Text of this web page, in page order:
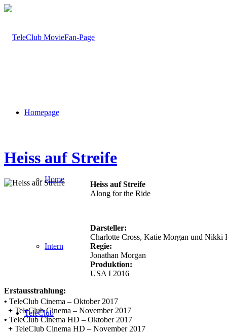
Homepage
Home
Intern
TeleClub
Heiss auf Streife
Heiss auf Streife
Along for the Ride
Darsteller:
Charlotte Cross, Katie Morgan und Nikki
Regie:
Jonathan Morgan
Produktion:
USA I 2016
Erstausstrahlung:
• TeleClub Cinema – Oktober 2017
+ TeleClub Cinema – November 2017
• TeleClub Cinema HD – Oktober 2017
+ TeleClub Cinema HD – November 2017